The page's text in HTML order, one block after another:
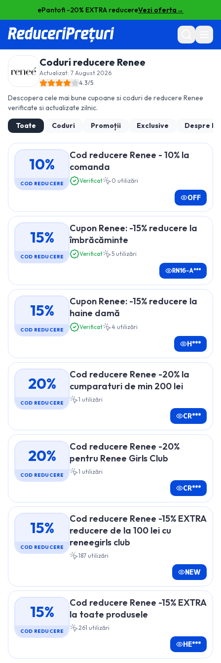
ePantofi -20% EXTRA reducereVezi oferta→
Coduri reducere Renee
Actualizat: 7 August 2026
4.3/5
Descopera cele mai bune cupoane si coduri de reducere Renee
verificate si actualizate zilnic.
Toate
Coduri Promoții Exclusive Despre
10%
COD REDUCERE
Cod reducere Renee - 10% la
comanda
Verificat 0 utilizări
OFF
15%
COD REDUCERE
Cupon Renee: -15% reducere la
îmbrăcăminte
Verificat 5 utilizări
RN16-A***
15%
COD REDUCERE
Cupon Renee: -15% reducere la
haine damă
Verificat 4 utilizări
H***
20%
COD REDUCERE
Cod reducere Renee -20% la
cumparaturi de min 200 lei
1 utilizări
CR***
20%
COD REDUCERE
Cod reducere Renee -20%
pentru Renee Girls Club
1 utilizări
CR***
15%
COD REDUCERE
Cod reducere Renee -15% EXTRA
reducere de la 100 lei cu
reneegirls club
187 utilizări
NEW
15%
COD REDUCERE
Cod reducere Renee -15% EXTRA
la toate produsele
261 utilizări
HE***